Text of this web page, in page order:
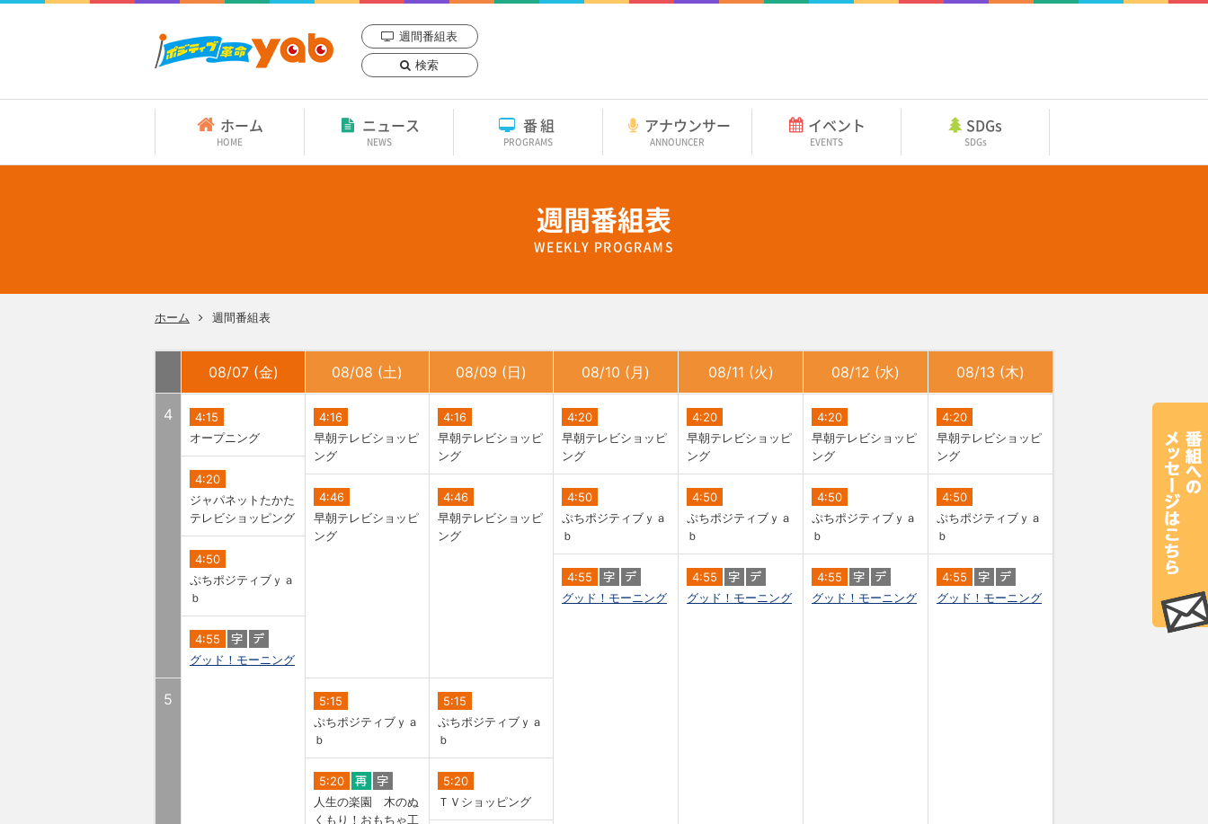
週間番組表
検索
ホーム
HOME
ニュース
NEWS
番組
PROGRAMS
アナウンサー
ANNOUNCER
イベント
EVENTS
SDGs
SDGs
週間番組表
WEEKLY PROGRAMS
ホーム 週間番組表
08/07 (金) 08/08 (土) 08/09 (日) 08/10 (月) 08/11 (火) 08/12 (水) 08/13 (木)
4
4:15
オープニング
4:20
ジャパネットたかた
テレビショッピング
4:50
ぷちポジティブｙａ
ｂ
4:55
グッド！モーニング
4:16
早朝テレビショッピ
ング
4:46
早朝テレビショッピ
ング
4:16
早朝テレビショッピ
ング
4:46
早朝テレビショッピ
ング
4:20
早朝テレビショッピ
ング
4:50
ぷちポジティブｙａ
ｂ
4:55
グッド！モーニング
4:20
早朝テレビショッピ
ング
4:50
ぷちポジティブｙａ
ｂ
4:55
グッド！モーニング
4:20
早朝テレビショッピ
ング
4:50
ぷちポジティブｙａ
ｂ
4:55
グッド！モーニング
4:20
早朝テレビショッピ
ング
4:50
ぷちポジティブｙａ
ｂ
4:55
グッド！モーニング
5
5:15
ぷちポジティブｙａ
ｂ
5:20
人生の楽園 木のぬ
くもり！おもちゃ工
5:15
ぷちポジティブｙａ
ｂ
5:20
ＴＶショッピング